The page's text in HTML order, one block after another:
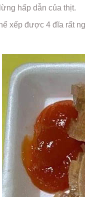
hấp dẫn của thịt.
xếp được 4 đĩa rất